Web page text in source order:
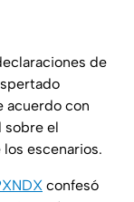
de
acuerdo con
sobre el
escenarios.
confesó